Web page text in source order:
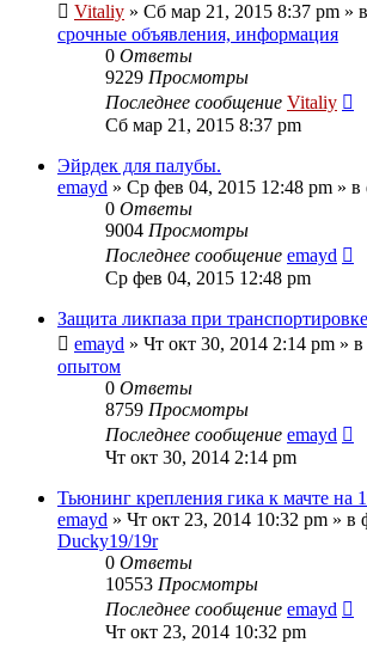
Vitaliy » Сб мар 21, 2015 8:37 pm »
срочные объявления, информация
0 Ответы
9229 Просмотры
Последнее сообщение Vitaliy
Сб мар 21, 2015 8:37 pm
Эйрдек для палубы.
emayd » Ср фев 04, 2015 12:48 pm »
0 Ответы
9004 Просмотры
Последнее сообщение emayd
Ср фев 04, 2015 12:48 pm
Защита ликпаза при
emayd » Чт окт 30, 2014 2:14 pm »
опытом
0 Ответы
8759 Просмотры
Последнее сообщение emayd
Чт окт 30, 2014 2:14 pm
Тьюнинг крепления гика к мачте на
emayd » Чт окт 23, 2014 10:32 pm » в
Ducky19/19r
0 Ответы
10553 Просмотры
Последнее сообщение emayd
Чт окт 23, 2014 10:32 pm